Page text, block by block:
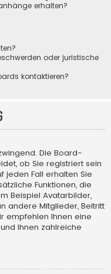
erhalten?
oder juristische
kontaktieren?
Die Board-
ob Sie registriert sein
jeden Fall erhalten Sie
Funktionen, die
Beispiel Avatarbilder,
andere Mitglieder, Beitritt
empfehlen Ihnen eine
Ihnen zahlreiche